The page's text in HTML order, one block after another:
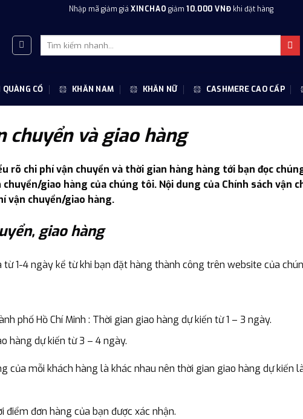
Nhập mã giảm giá XINCHAO giảm10.000 VNĐ khi đặt hàng
Tìm
kiếm:
QUÀNG CỔ KHĂN NAM KHĂN NỮ CASHMERE CAO CẤP
chuyển và giao hàng
rõ chi phí vận chuyển và thời gian hàng hàng tới bạn đọc
giao hàng của chúng tôi. Nội dung của Chính sách vận
vận chuyển/giao hàng.
giao hàng
1-4 ngày kể từ khi bạn đặt hàng thành công trên website của
phố Hồ Chí Minh : Thời gian giao hàng dự kiến từ 1 – 3 ngày.
hàng dự kiến từ 3 – 4 ngày.
của mỗi khách hàng là khác nhau nên thời gian giao hàng dự
đơn hàng của bạn được xác nhận.